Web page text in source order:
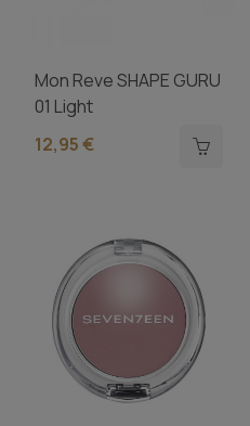
Mon Reve SHAPE GURU
01 Light
12,95 €